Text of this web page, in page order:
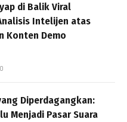
di Balik Viral
Intelijen atas
Konten Demo
Diperdagangkan:
Menjadi Pasar Suara